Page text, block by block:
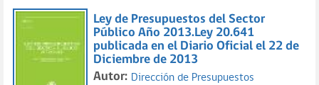
Ley de Presupuestos del Sector
Público Año 2013.Ley 20.641
publicada en el Diario Oficial el 22 de
Diciembre de 2013
Autor: Dirección de Presupuestos